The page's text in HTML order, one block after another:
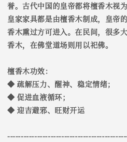
誉。古代中国的皇帝都将檀香木视
皇家家具都是由檀香木制成，皇帝
香木熏过方可进入。在民间，很多
香木，在佛堂道场则用以祀佛。
檀香木功效：
◆ 疏解压力、醒神、稳定情绪；
◆ 促进血液循环；
◆ 迎吉避邪、旺财开运